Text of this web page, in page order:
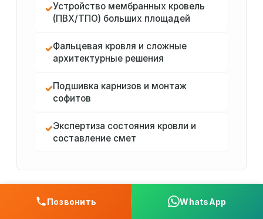
Позвонить WhatsApp
✓Устройство мембранных кровель
(ПВХ/ТПО) больших площадей
✓Фальцевая кровля и сложные
архитектурные решения
✓Подшивка карнизов и монтаж
софитов
✓Экспертиза состояния кровли и
составление смет